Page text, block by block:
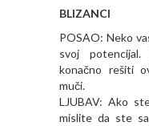
BLIZANCI
POSAO: Neko
svoj
konačno rešiti
muči.
LJUBAV: Ako
mislite da ste